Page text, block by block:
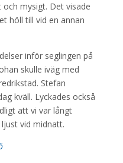
mysigt. Det visade
höll till vid en annan
inför seglingen på
skulle iväg med
Stefan
kväll. Lyckades också
att vi var långt
vid midnatt.